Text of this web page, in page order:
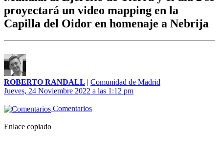
proyectará un video mapping en la
Capilla del Oidor en homenaje a Nebrija
ROBERTO RANDALL | Comunidad de Madrid
Jueves, 24 Noviembre 2022 a las 1:12 pm
Comentarios
Enlace copiado